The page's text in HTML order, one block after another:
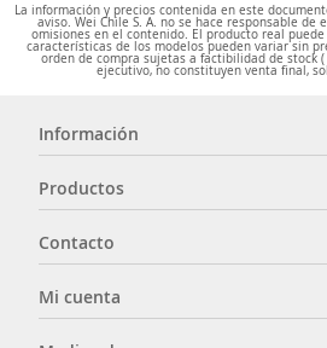
La información y precios contenida en este
aviso. Wei Chile S. A. no se hace responsable
omisiones en el contenido. El producto real
características de los modelos pueden variar sin
orden de compra sujetas a factibilidad de stock
ejecutivo, no constituyen venta final,
Información
Productos
Contacto
Mi cuenta